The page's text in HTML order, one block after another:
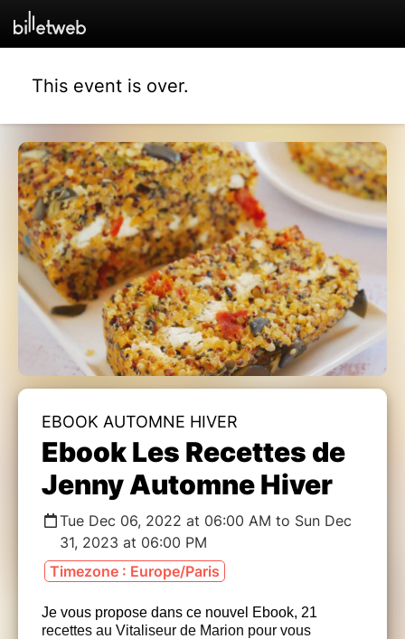
This event is over.
EBOOK AUTOMNE HIVER
Ebook Les Recettes de
Jenny Automne Hiver
Tue Dec 06, 2022 at 06:00 AM to Sun Dec
31, 2023 at 06:00 PM
Timezone : Europe/Paris
Je vous propose dans ce nouvel Ebook, 21
recettes au Vitaliseur de Marion pour vous